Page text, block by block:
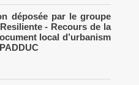
déposée par le groupe
- Recours de la
local d’urbanism